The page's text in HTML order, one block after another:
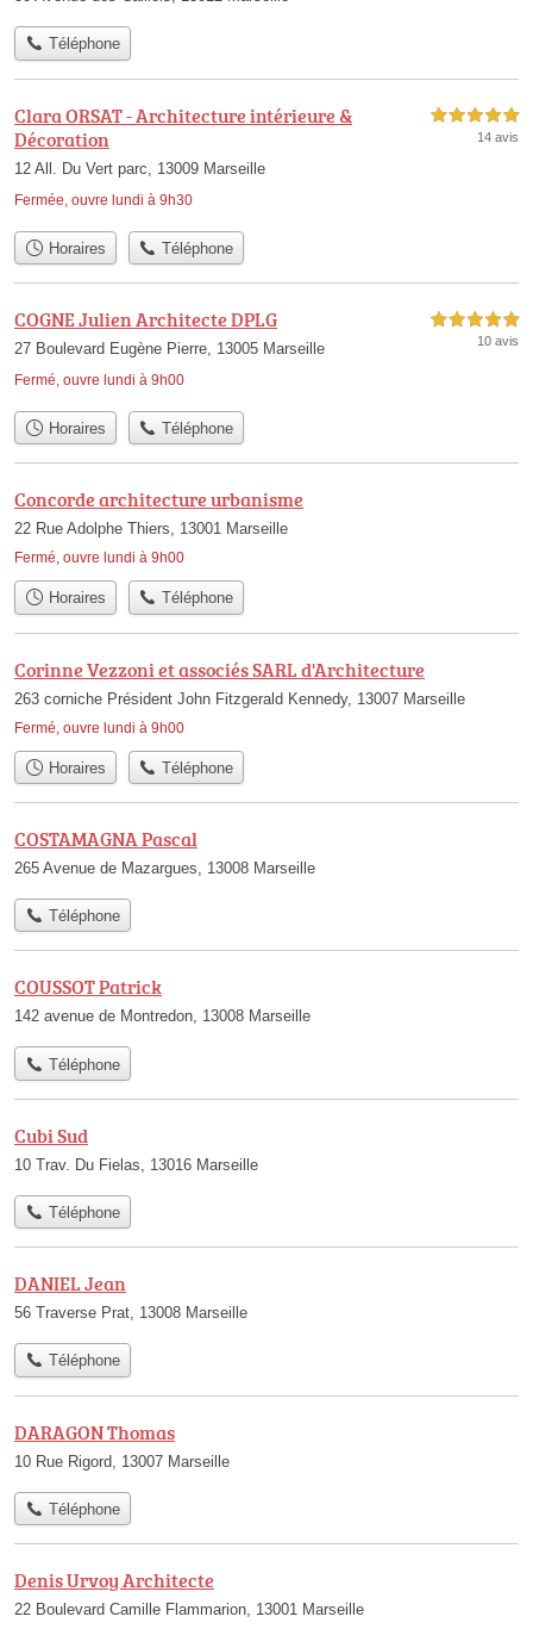
Téléphone
Clara ORSAT - Architecture intérieure &
Décoration
12 All. Du Vert parc, 13009 Marseille
Fermée, ouvre lundi à 9h30
5,0 étoiles sur 5
14 avis
Horaires Téléphone
COGNE Julien Architecte DPLG
27 Boulevard Eugène Pierre, 13005 Marseille
Fermé, ouvre lundi à 9h00
5,0 étoiles sur 5
10 avis
Horaires Téléphone
Concorde architecture urbanisme
22 Rue Adolphe Thiers, 13001 Marseille
Fermé, ouvre lundi à 9h00
Horaires Téléphone
Corinne Vezzoni et associés SARL d'Architecture
263 corniche Président John Fitzgerald Kennedy, 13007 Marseille
Fermé, ouvre lundi à 9h00
Horaires Téléphone
COSTAMAGNA Pascal
265 Avenue de Mazargues, 13008 Marseille
Téléphone
COUSSOT Patrick
142 avenue de Montredon, 13008 Marseille
Téléphone
Cubi Sud
10 Trav. Du Fielas, 13016 Marseille
Téléphone
DANIEL Jean
56 Traverse Prat, 13008 Marseille
Téléphone
DARAGON Thomas
10 Rue Rigord, 13007 Marseille
Téléphone
Denis Urvoy Architecte
22 Boulevard Camille Flammarion, 13001 Marseille